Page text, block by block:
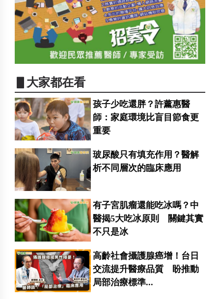
▋大家都在看
孩子少吃還胖？許薰惠醫
師：家庭環境比盲目節食更
重要
玻尿酸只有填充作用？醫解
析不同層次的臨床應用
有子宮肌瘤還能吃冰嗎？中
醫揭5大吃冰原則 關鍵其實
不只是冰
高齡社會攝護腺癌增！台日
交流提升醫療品質 盼推動
局部治療標準...